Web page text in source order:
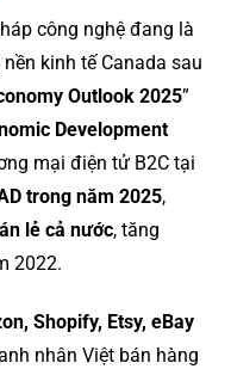
công nghệ đang là
kinh tế Canada sau
Outlook 2025”
Development
mại điện tử B2C tại
trong năm 2025,
lẻ cả nước, tăng
2022.
Shopify, Etsy, eBay
nhân Việt bán hàng